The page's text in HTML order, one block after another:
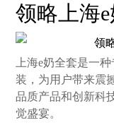
领略上海
上海e奶全套是一
装，为用户带来震
品质产品和创新科
觉盛宴。